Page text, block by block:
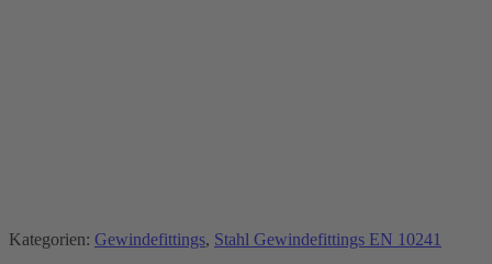
Kategorien: Gewindefittings, Stahl Gewindefittings EN 10241